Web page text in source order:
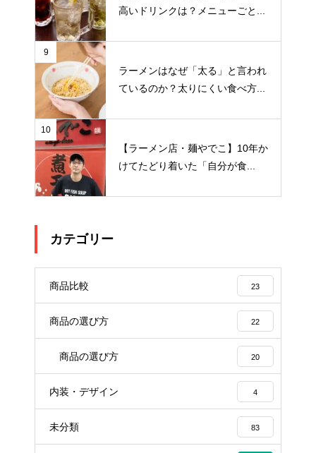
高いドリンクは？メニューごと...
9
ラーメンはなぜ「太る」と言われ
ているのか？太りにくい食べ方...
10
【ラーメン店・麺やでこ】10年か
けてたどり着いた「自分が食...
カテゴリー
商品比較 23
商品の選び方 22
商品の選び方 20
内装・デザイン 4
未分類 83